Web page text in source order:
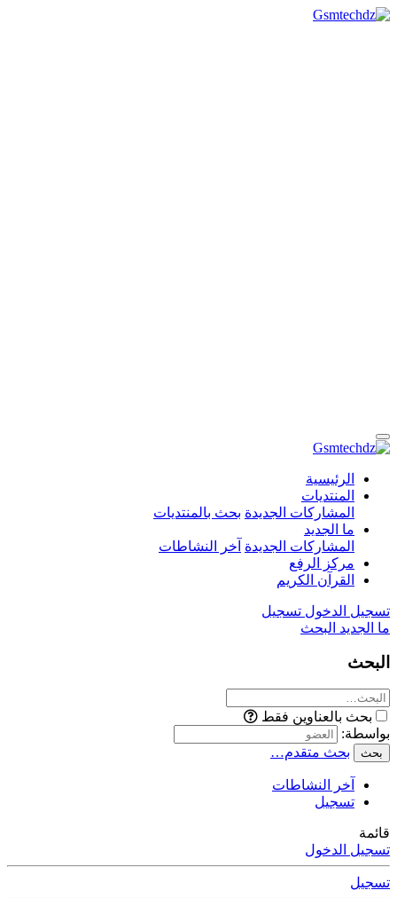
الرئيسية
المنتديات
المشاركات الجديدة بحث بالمنتديات
ما الجديد
المشاركات الجديدة آخر النشاطات
مركز الرفع
القرآن الكريم
تسجيل الدخول تسجيل
ما الجديد البحث
البحث
بحث بالعناوين فقط
بواسطة:
بحث بحث متقدم…
آخر النشاطات
تسجيل
قائمة
تسجيل الدخول
تسجيل